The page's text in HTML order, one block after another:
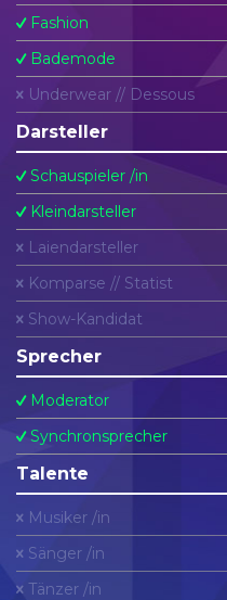
Fashion
Bademode
Underwear // Dessous
Darsteller
Schauspieler /in
Kleindarsteller
Laiendarsteller
Komparse // Statist
Show-Kandidat
Sprecher
Moderator
Synchronsprecher
Talente
Musiker /in
Sänger /in
Tänzer /in